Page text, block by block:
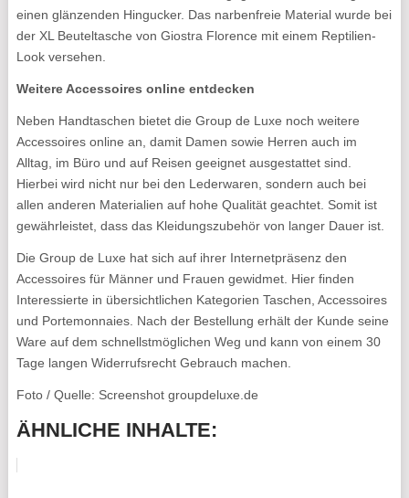
einen glänzenden Hingucker. Das narbenfreie Material wurde bei
der XL Beuteltasche von Giostra Florence mit einem Reptilien-
Look versehen.
Weitere Accessoires online entdecken
Neben Handtaschen bietet die Group de Luxe noch weitere
Accessoires online an, damit Damen sowie Herren auch im
Alltag, im Büro und auf Reisen geeignet ausgestattet sind.
Hierbei wird nicht nur bei den Lederwaren, sondern auch bei
allen anderen Materialien auf hohe Qualität geachtet. Somit ist
gewährleistet, dass das Kleidungszubehör von langer Dauer ist.
Die Group de Luxe hat sich auf ihrer Internetpräsenz den
Accessoires für Männer und Frauen gewidmet. Hier finden
Interessierte in übersichtlichen Kategorien Taschen, Accessoires
und Portemonnaies. Nach der Bestellung erhält der Kunde seine
Ware auf dem schnellstmöglichen Weg und kann von einem 30
Tage langen Widerrufsrecht Gebrauch machen.
Foto / Quelle: Screenshot groupdeluxe.de
ÄHNLICHE INHALTE: